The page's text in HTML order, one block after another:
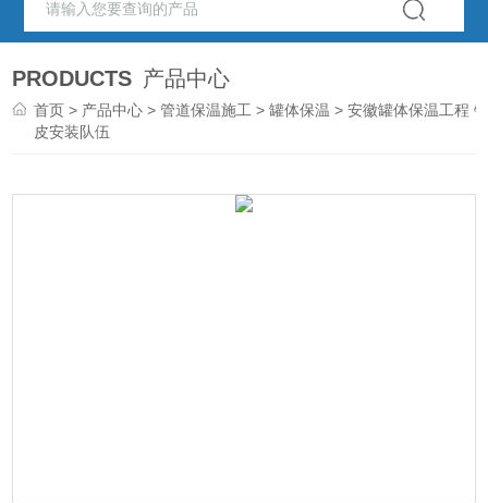
PRODUCTS 产品中心
首页 > 产品中心 >管道保温施工 >罐体保温 > 安徽罐体保温工程
皮安装队伍